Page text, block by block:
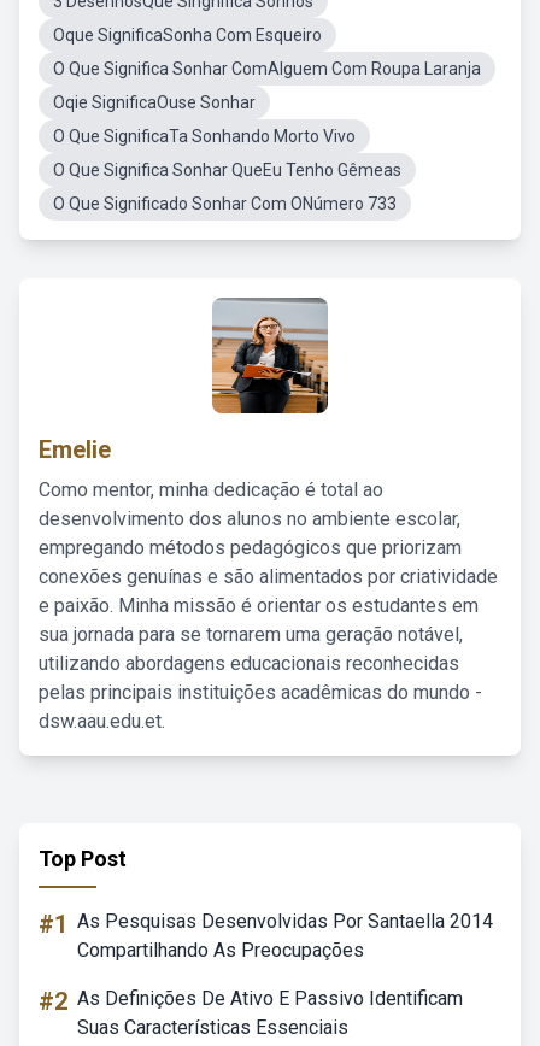
Oque SignificaSonha Com Esqueiro
O Que Significa Sonhar ComAlguem Com Roupa Laranja
Oqie SignificaOuse Sonhar
O Que SignificaTa Sonhando Morto Vivo
O Que Significa Sonhar QueEu Tenho Gêmeas
O Que Significado Sonhar Com ONúmero 733
Emelie
Como mentor, minha dedicação é total ao
desenvolvimento dos alunos no ambiente escolar,
empregando métodos pedagógicos que priorizam
conexões genuínas e são alimentados por criatividade
e paixão. Minha missão é orientar os estudantes em
sua jornada para se tornarem uma geração notável,
utilizando abordagens educacionais reconhecidas
pelas principais instituições acadêmicas do mundo -
dsw.aau.edu.et.
Top Post
#1 As Pesquisas Desenvolvidas Por Santaella 2014
Compartilhando As Preocupações
#2 As Definições De Ativo E Passivo Identificam
Suas Características Essenciais